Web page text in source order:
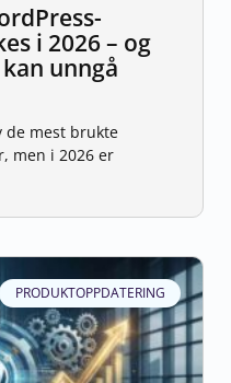
i 2026 – og
unngå
de mest brukte
men i 2026 er
PRODUKTOPPDATERING